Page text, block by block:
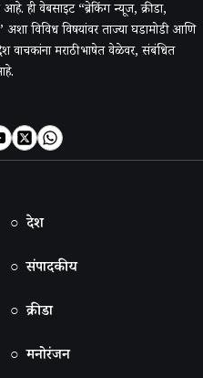
आहे. ही वेबसाइट “ब्रेकिंग न्यूज, क्रीडा,
विविध विषयांवर ताज्या घडामोडी आणि
वाचकांना मराठी भाषेत वेळेवर, संबंधित
○ देश
○ संपादकीय
○ क्रीडा
○ मनोरंजन